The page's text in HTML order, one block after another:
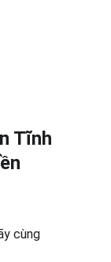
Tĩnh
cùng